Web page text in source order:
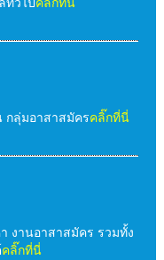
กลุ่มอาสาสมัครคลิ๊กที่นี่
งานอาสาสมัคร รวมทั้ง
คลิ๊กที่นี่